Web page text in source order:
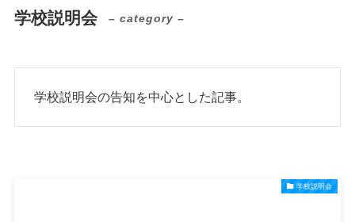
学校説明会 – category –
学校説明会の告知を中心とした記事。
学校説明会